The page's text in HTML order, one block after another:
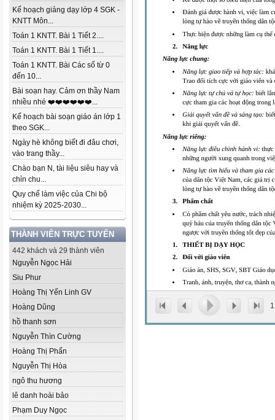
Kế hoạch giảng dạy lớp 4 SGK -
KNTT Môn...
Toán 1 KNTT. Bài 1 Tiết 2....
Toán 1 KNTT. Bài 1 Tiết 1....
Toán 1 KNTT. Bài Các số từ 0
đến 10...
Bài soạn hay. Cảm ơn thầy Nam
nhiều nhé ❤️❤️❤️❤️❤️❤️...
Kế hoạch bài soạn giáo án lớp 1
theo SGK...
Ngày hè không biết đi đâu chơi,
vào trang thầy...
Chào bạn N, tài liệu siêu hay và
chỉn chu...
Quy chế làm việc của Chi bộ
nhiệm kỳ 2025-2030...
THÀNH VIÊN TRỰC TUYẾN
442 khách và 29 thành viên
Nguyễn Ngọc Hải
Siu Phur
Hoàng Thị Yến Linh GV
Hoàng Dũng
hồ thanh sơn
Nguyễn Thìn Cường
Hoàng Thị Phấn
Nguyễn Thị Hòa
ngô thu hương
lê danh hoài bảo
Phạm Duy Ngọc
1